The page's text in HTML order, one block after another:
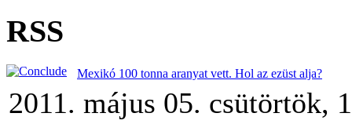
RSS
Mexikó 100 tonna aranyat vett. Hol az ezüst alja?
2011. május 05. csütörtök,